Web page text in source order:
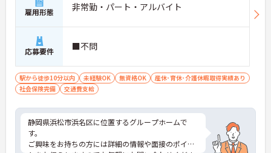
雇用形態 非常勤・パート・アルバイト
応募要件 ■不問
駅から徒歩10分以内 未経験OK 無資格OK
産休･育休･介護休暇取得実績あり
社会保険完備
交通費支給
静岡県浜松市浜名区に位置するグループホームで
す。
ご興味をお持ちの方には詳細の情報や面接のポイン